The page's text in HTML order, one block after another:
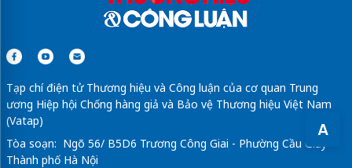
A
Tạp chí điện tử Thương hiệu và Công luận của cơ quan Trung
ương Hiệp hội Chống hàng giả và Bảo vệ Thương hiệu Việt Nam
(Vatap)
Tòa soạn: Ngõ 56/ B5D6 Trương Công Giai - Phường Cầu Giấy -
Thành phố Hà Nội